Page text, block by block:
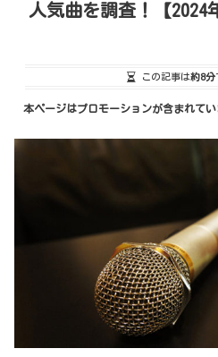
人気曲を調査！【2024
この記事は約8分
本ページはプロモーションが含まれてい